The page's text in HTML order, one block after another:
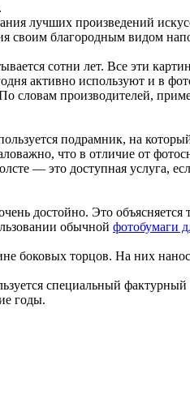
лучших произведений
своим благородным видом
сотни лет. Все эти
активно используют и в
словам производителей,
подрамник, на
что в отличие от
— это доступная услуга,
достойно. Это
обычной фотобумаги
боковых торцов. На них
специальный
годы.